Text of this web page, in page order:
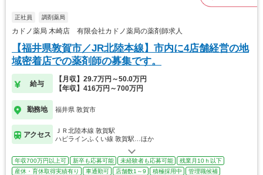
正社員 調剤薬局
カドノ薬局 木崎店 有限会社カドノ薬局の薬剤師求人
【福井県敦賀市／JR北陸本線】市内に4店舗経営の地
域密着店での薬剤師の募集です。
給与
【月収】29.7万円～50.0万円
【年収】416万円～700万円
勤務地 福井県 敦賀市
アクセス
ＪＲ北陸本線 敦賀駅
ハピラインふくい線 敦賀駅…ほか
年収700万円以上可 新卒も応募可能 未経験者も応募可能
残業月10ｈ以下
産休・育休取得実績有り
車通勤可 店舗数1～9 積極採用中 管理職候補